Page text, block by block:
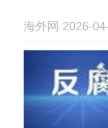
海外网 2026-